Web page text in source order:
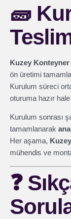
🧱
Kuzey
ön üretimi
Kurulum süreci
oturuma hazır hale
Kurulum sonrası
tamamlanarak
Her aşama,
mühendis ve
❓